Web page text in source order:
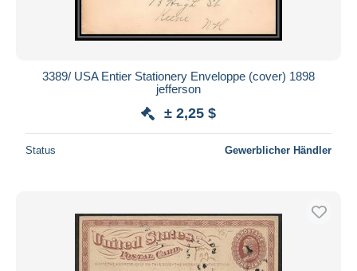
3389/ USA Entier Stationery Enveloppe (cover) 1898
jefferson
± 2,25 $
Status Gewerblicher Händler